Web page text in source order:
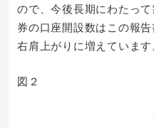
ので、今後長期にわたっ
券の口座開設数はこの報
右肩上がりに増えています
図２